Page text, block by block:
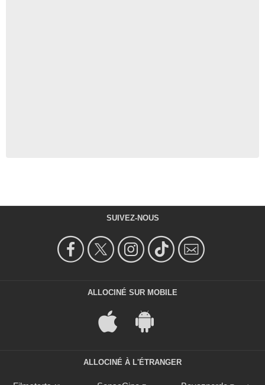
SUIVEZ-NOUS
ALLOCINÉ SUR MOBILE
ALLOCINÉ À L'ÉTRANGER